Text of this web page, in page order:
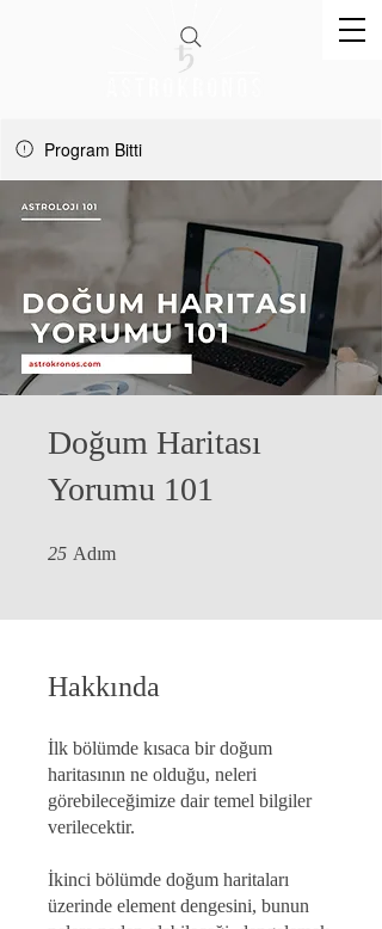
Program Bitti
Doğum Haritası
Yorumu 101
25 Adım
Hakkında
İlk bölümde kısaca bir doğum
haritasının ne olduğu, neleri
görebileceğimize dair temel bilgiler
verilecektir.
İkinci bölümde doğum haritaları
üzerinde element dengesini, bunun